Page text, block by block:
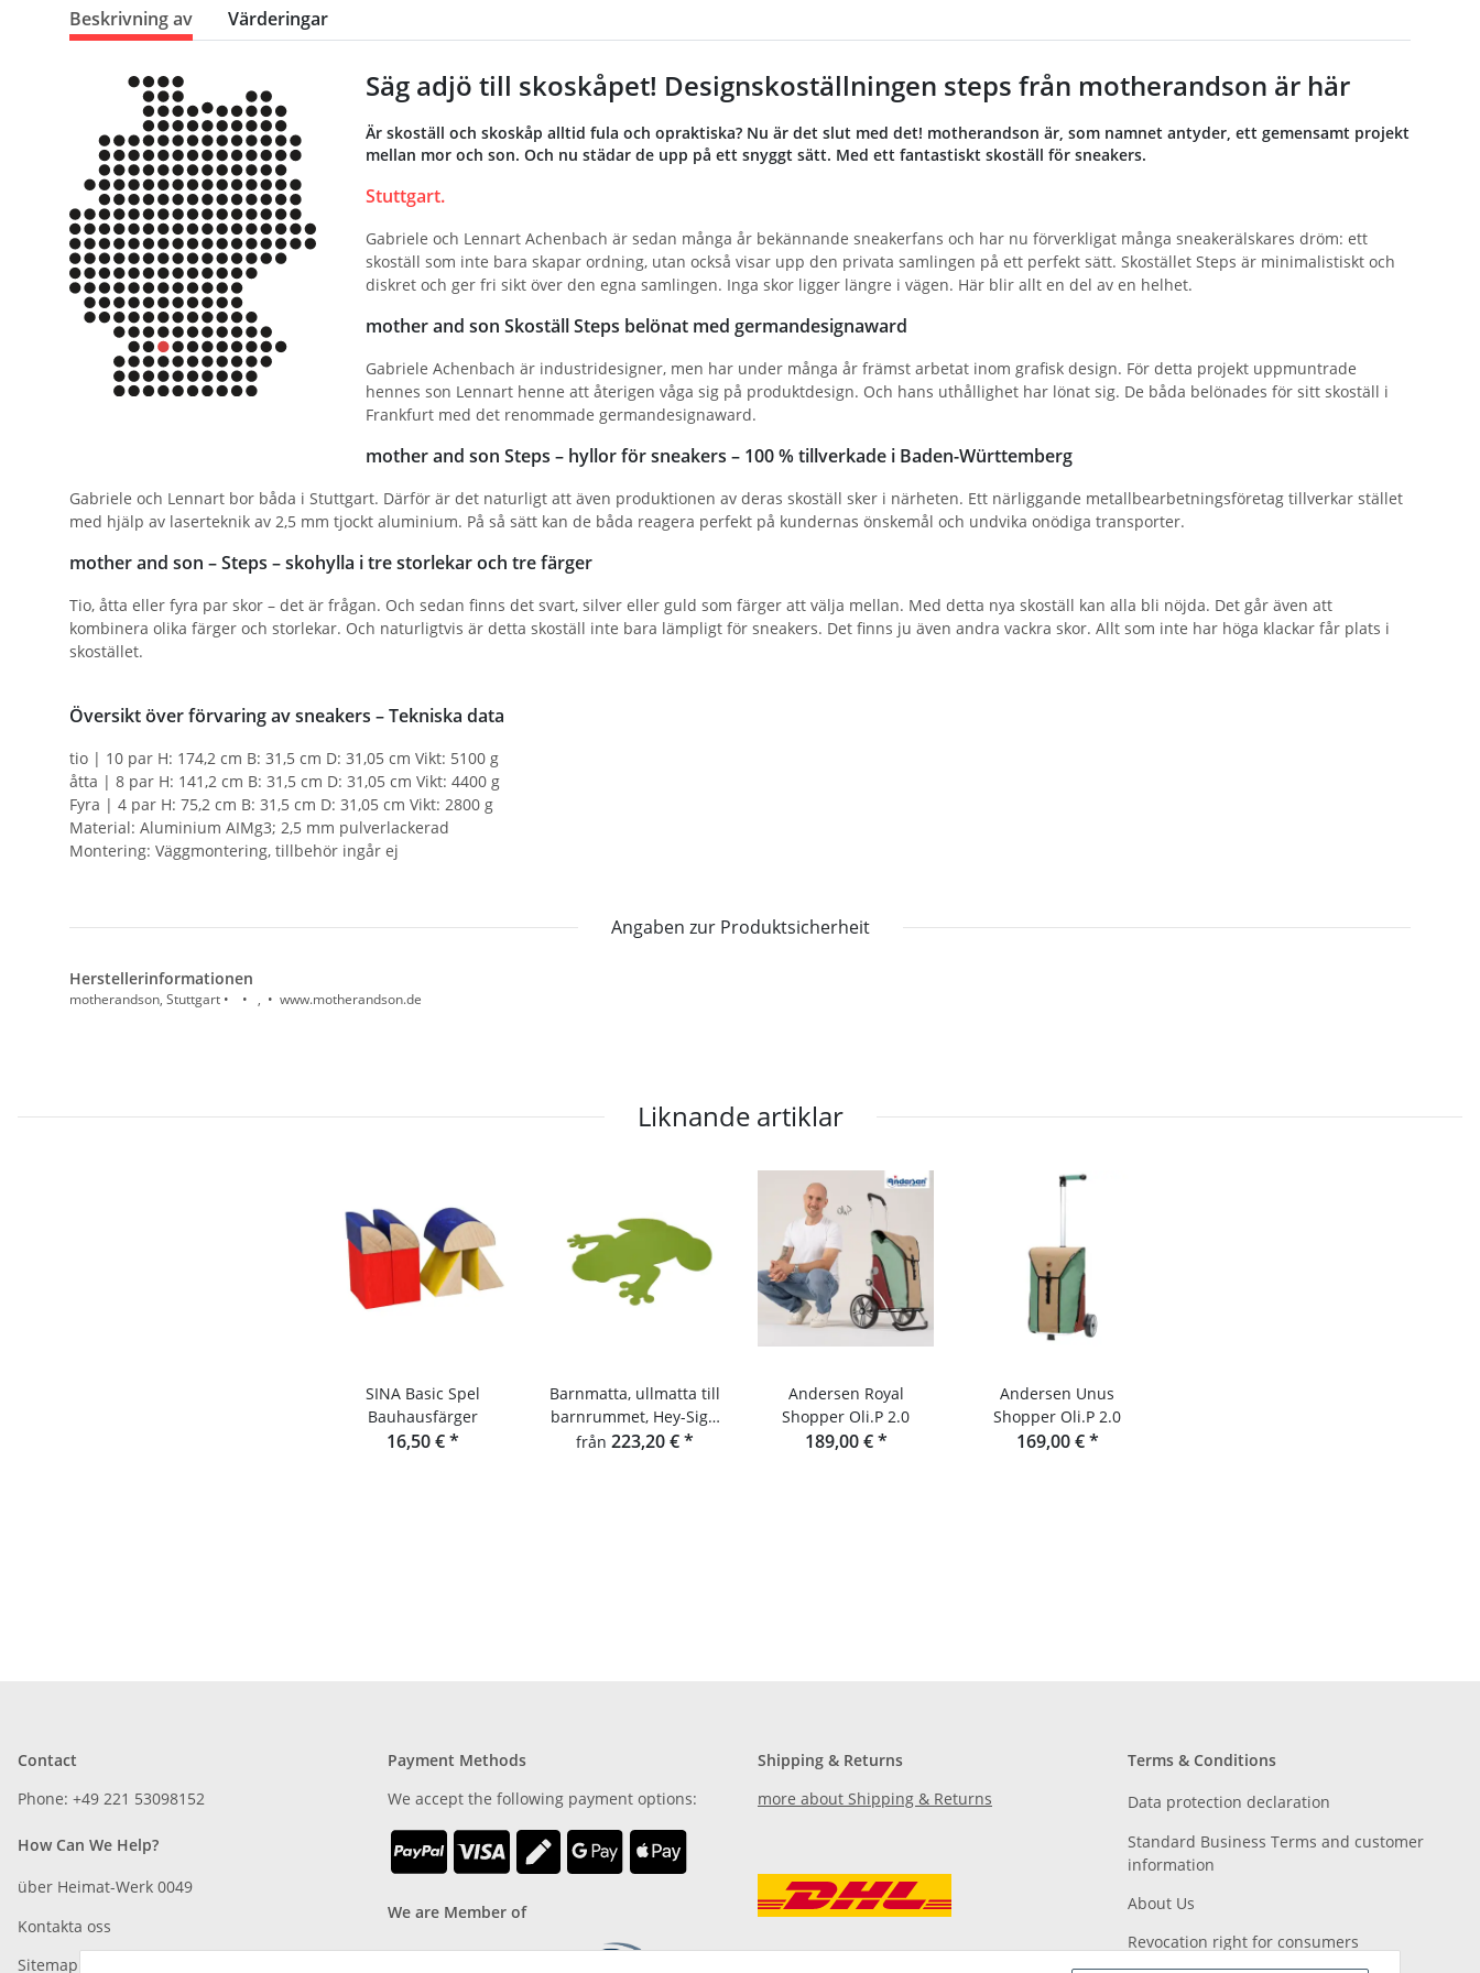
Beskrivning av Värderingar
Säg adjö till skoskåpet! Designskoställningen steps från motherandson är här
Är skoställ och skoskåp alltid fula och opraktiska? Nu är det slut med det! motherandson är, som namnet antyder, ett gemensamt projekt
mellan mor och son. Och nu städar de upp på ett snyggt sätt. Med ett fantastiskt skoställ för sneakers.
Stuttgart.
Gabriele och Lennart Achenbach är sedan många år bekännande sneakerfans och har nu förverkligat många sneakerälskares dröm: ett
skoställ som inte bara skapar ordning, utan också visar upp den privata samlingen på ett perfekt sätt. Skostället Steps är minimalistiskt och
diskret och ger fri sikt över den egna samlingen. Inga skor ligger längre i vägen. Här blir allt en del av en helhet.
mother and son Skoställ Steps belönat med germandesignaward
Gabriele Achenbach är industridesigner, men har under många år främst arbetat inom grafisk design. För detta projekt uppmuntrade
hennes son Lennart henne att återigen våga sig på produktdesign. Och hans uthållighet har lönat sig. De båda belönades för sitt skoställ i
Frankfurt med det renommade germandesignaward.
mother and son Steps – hyllor för sneakers – 100 % tillverkade i Baden-Württemberg
Gabriele och Lennart bor båda i Stuttgart. Därför är det naturligt att även produktionen av deras skoställ sker i närheten. Ett närliggande metallbearbetningsföretag tillverkar stället
med hjälp av laserteknik av 2,5 mm tjockt aluminium. På så sätt kan de båda reagera perfekt på kundernas önskemål och undvika onödiga transporter.
mother and son – Steps – skohylla i tre storlekar och tre färger
Tio, åtta eller fyra par skor – det är frågan. Och sedan finns det svart, silver eller guld som färger att välja mellan. Med detta nya skoställ kan alla bli nöjda. Det går även att
kombinera olika färger och storlekar. Och naturligtvis är detta skoställ inte bara lämpligt för sneakers. Det finns ju även andra vackra skor. Allt som inte har höga klackar får plats i
skostället.
Översikt över förvaring av sneakers – Tekniska data
tio | 10 par H: 174,2 cm B: 31,5 cm D: 31,05 cm Vikt: 5100 g
åtta | 8 par H: 141,2 cm B: 31,5 cm D: 31,05 cm Vikt: 4400 g
Fyra | 4 par H: 75,2 cm B: 31,5 cm D: 31,05 cm Vikt: 2800 g
Material: Aluminium AIMg3; 2,5 mm pulverlackerad
Montering: Väggmontering, tillbehör ingår ej
Angaben zur Produktsicherheit
Herstellerinformationen
motherandson, Stuttgart • • , • www.motherandson.de
Liknande artiklar
SINA Basic Spel
Bauhausfärger
16,50 €*
Barnmatta, ullmatta till
barnrummet, Hey-Sign
grodmatta
från 223,20 €*
Andersen Royal
Shopper Oli.P 2.0
189,00 €*
Andersen Unus
Shopper Oli.P 2.0
169,00 €*
Contact
Phone: +49 221 53098152
How Can We Help?
über Heimat-Werk 0049
Kontakta oss
Sitemap
Payment Methods
We accept the following payment options:
We are Member of
Shipping & Returns
more about Shipping & Returns
Terms & Conditions
Data protection declaration
Standard Business Terms and customer
information
About Us
Revocation right for consumers